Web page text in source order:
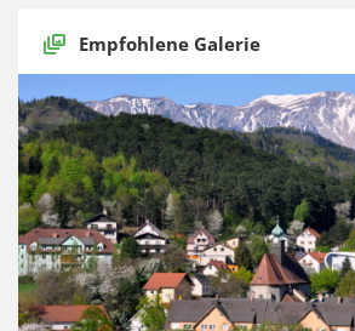
Empfohlene Galerie